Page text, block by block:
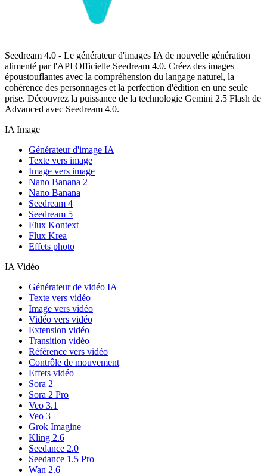
Seedream 4.0 - Le générateur d'images IA de nouvelle génération
alimenté par l'API Officielle Seedream 4.0. Créez des images
époustouflantes avec la compréhension du langage naturel, la
cohérence des personnages et la perfection d'édition en une seule
prise. Découvrez la puissance de la technologie Gemini 2.5 Flash de
Advanced avec Seedream 4.0.
IA Image
Générateur d'image IA
Texte vers image
Image vers image
Nano Banana 2
Nano Banana
Seedream 4
Seedream 5
Flux Kontext
Flux Krea
Effets photo
IA Vidéo
Générateur de vidéo IA
Texte vers vidéo
Image vers vidéo
Vidéo vers vidéo
Extension vidéo
Transition vidéo
Référence vers vidéo
Contrôle de mouvement
Effets vidéo
Sora 2
Sora 2 Pro
Veo 3.1
Veo 3
Grok Imagine
Kling 2.6
Seedance 2.0
Seedance 1.5 Pro
Wan 2.6